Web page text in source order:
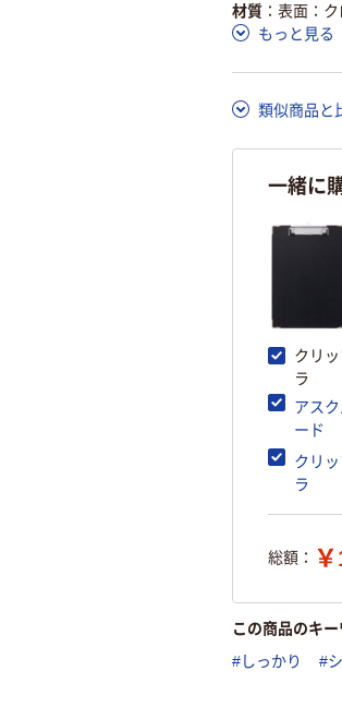
この商品の環境
ア詳細／加点項
材質
表面：ク
もっと見る
類似商品と
一緒に
クリ
ラ
アス
ード
クリ
ラ
総額：
この商品のキ
#しっかり #